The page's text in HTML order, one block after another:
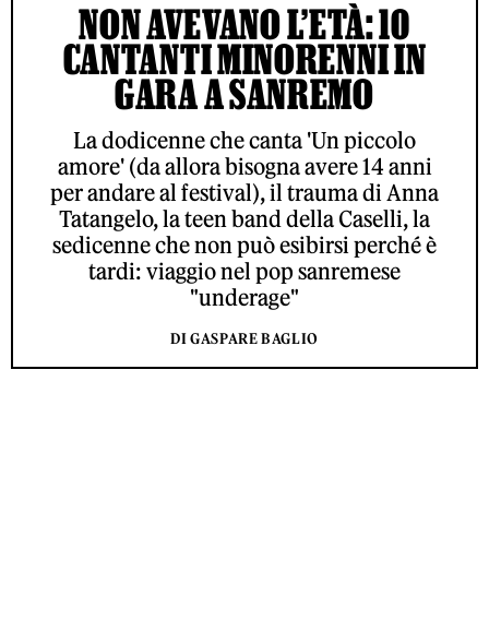
NON AVEVANO L’ETÀ: 10
CANTANTI MINORENNI IN
GARA A SANREMO
La dodicenne che canta 'Un piccolo
amore' (da allora bisogna avere 14 anni
per andare al festival), il trauma di Anna
Tatangelo, la teen band della Caselli, la
sedicenne che non può esibirsi perché è
tardi: viaggio nel pop sanremese
"underage"
DI GASPARE BAGLIO